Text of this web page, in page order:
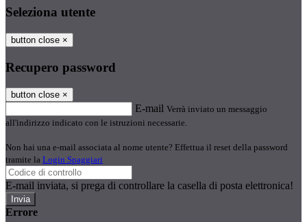
Seleziona utente
button close ×
Recupero password
button close ×
E-mail Verrà inviato un messaggio
all'indirizzo indicato con le istruzioni necessarie.
Non hai una e-mail associata al nome utente? Effettua il reset della password
tramite la Login Spaggiari
E-mail inviata, si prega di controllare la casella di posta elettronica!
Errore